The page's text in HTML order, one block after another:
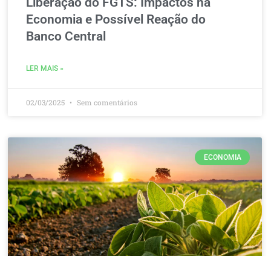
Economia e Possível Reação do
Banco Central
LER MAIS »
02/03/2025 Sem comentários
ECONOMIA